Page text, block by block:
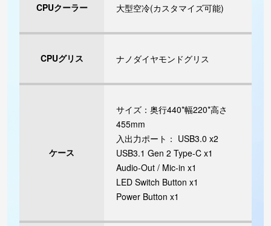
CPUクーラー 大型空冷(カスタマイズ可能)
CPUグリス ナノダイヤモンドグリス
ケース
サイズ：奥行440*幅220*高さ
455mm
入出力ポート： USB3.0 x2
USB3.1 Gen 2 Type-C x1
Audio-Out / Mic-in x1
LED Switch Button x1
Power Button x1